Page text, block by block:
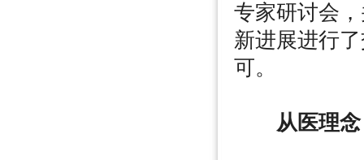
专家研讨会
新进展进行
可。
从医理念